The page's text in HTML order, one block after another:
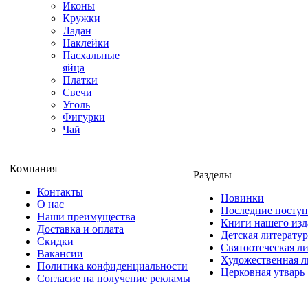
Иконы
Кружки
Ладан
Наклейки
Пасхальные
яйца
Платки
Свечи
Уголь
Фигурки
Чай
Компания
Контакты
О нас
Наши преимущества
Доставка и оплата
Скидки
Вакансии
Политика конфиденциальности
Согласие на получение рекламы
Разделы
Новинки
Последние
Книги нашего
Детская
Святоотеческая
Художественная
Церковная утварь